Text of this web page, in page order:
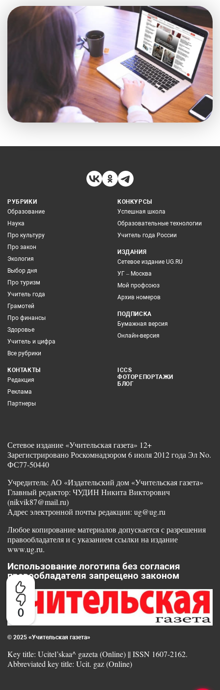
0
РУБРИКИ
Образование
Наука
Про культуру
Про закон
Экология
Выбор дня
Про туризм
Учитель года
Грамотей
Про финансы
Здоровье
Учитель и цифра
Все рубрики
КОНКУРСЫ
Успешная школа
Образовательные технологии
Учитель года России
ИЗДАНИЯ
Сетевое издание UG.RU
УГ – Москва
Мой профсоюз
Архив номеров
ПОДПИСКА
Бумажная версия
Онлайн-версия
КОНТАКТЫ
Редакция
Реклама
Партнеры
ICCS
ФОТОРЕПОРТАЖИ
БЛОГ
Сетевое издание «Учительская газета» 12+
Зарегистрировано Роскомнадзором 6 июля 2012 года Эл No.
ФС77-50440
Учредитель: АО «Издательский дом «Учительская газета»
Главный редактор: ЧУДИН Никита Викторович
(nikvik87@mail.ru)
Адрес электронной почты редакции: ug@ug.ru
Любое копирование материалов допускается с разрешения
правообладателя и с указанием ссылки на издание
www.ug.ru.
Использование логотипа без согласия
правообладателя запрещено законом
© 2025 «Учительская газета»
Key title: Ucitel’skaa^ gazeta (Online) || ISSN 1607-2162.
Abbreviated key title: Ucit. gaz (Online)